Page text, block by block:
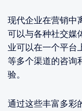
现代企业在营销中
可以与各种社交媒
业可以在一个平台
等多个渠道的咨询
验。
通过这些丰富多彩